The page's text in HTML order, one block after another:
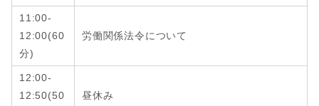
11:00-
12:00(60
分)
労働関係法令について
12:00-
12:50(50
昼休み